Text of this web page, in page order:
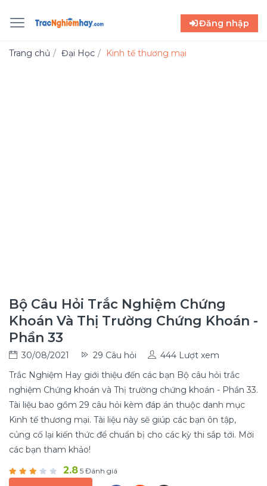
Đăng nhập
Trang chủ Đại Học Kinh tế thương mại
Bộ Câu Hỏi Trắc Nghiệm Chứng
Khoán Và Thị Trường Chứng Khoán -
Phần 33
30/08/2021 29 Câu hỏi
444 Lượt xem
Trắc Nghiệm Hay giới thiệu đến các bạn Bộ câu hỏi trắc
nghiệm Chứng khoán và Thị trường chứng khoán - Phần 33.
Tài liệu bao gồm 29 câu hỏi kèm đáp án thuộc danh mục
Kinh tế thương mại. Tài liệu này sẽ giúp các bạn ôn tập,
củng cố lại kiến thức để chuẩn bị cho các kỳ thi sắp tới. Mời
các bạn tham khảo!
2.8 5 Đánh giá